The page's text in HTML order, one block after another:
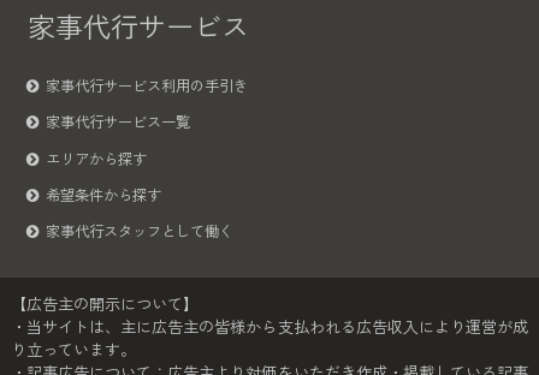
家事代行サービス
家事代行サービス利用の手引き
家事代行サービス一覧
エリアから探す
希望条件から探す
家事代行スタッフとして働く
【広告主の開示について】
・当サイトは、主に広告主の皆様から支払われる広告収入により運営が成
り立っています。